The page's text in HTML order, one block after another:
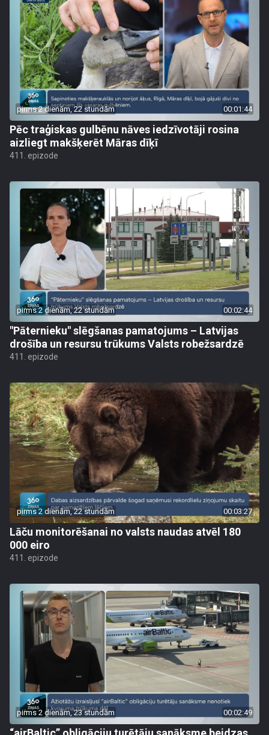
pirms 2 dienām, 22 stundām 00:01:44
Pēc traģiskas gulbēnu nāves iedzīvotāji rosina
aizliegt makšķerēt Māras dīķī
411. epizode
pirms 2 dienām, 22 stundām 00:02:44
"Pāternieku" slēgšanas pamatojums – Latvijas
drošība un resursu trūkums Valsts robežsardzē
411. epizode
pirms 2 dienām, 22 stundām 00:03:27
Lāču monitorēšanai no valsts naudas atvēl 180
000 eiro
411. epizode
pirms 2 dienām, 23 stundām 00:02:49